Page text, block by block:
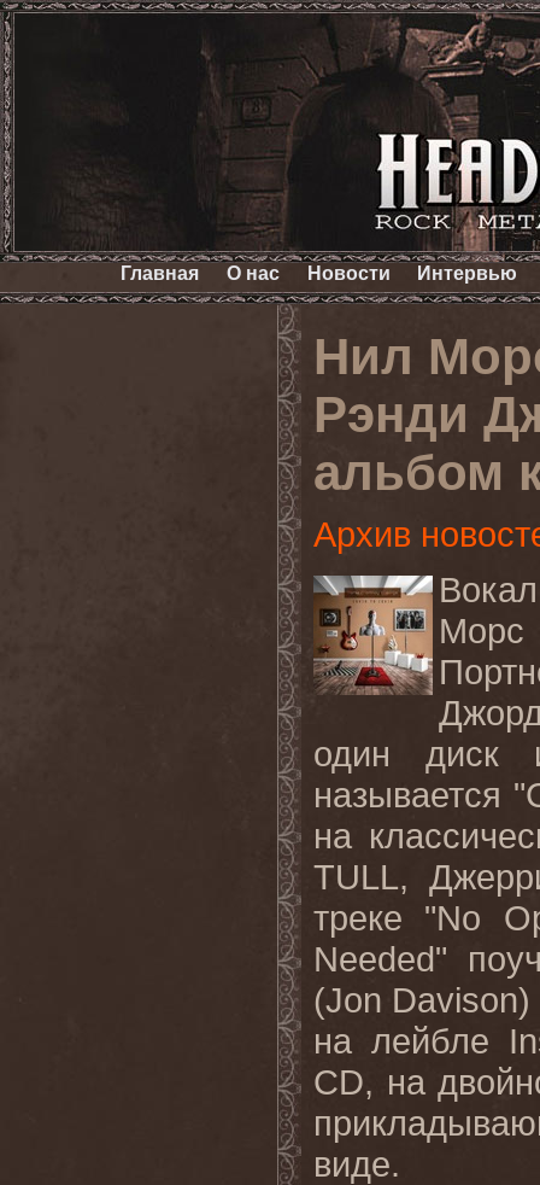
Главная О нас Новости Интервью
Нил
Рэнди
альбом
Архив
Морс
один
называется "
на
TULL,
треке "No
Needed"
(Jon Davison)
на лейбле
CD, на
виде.